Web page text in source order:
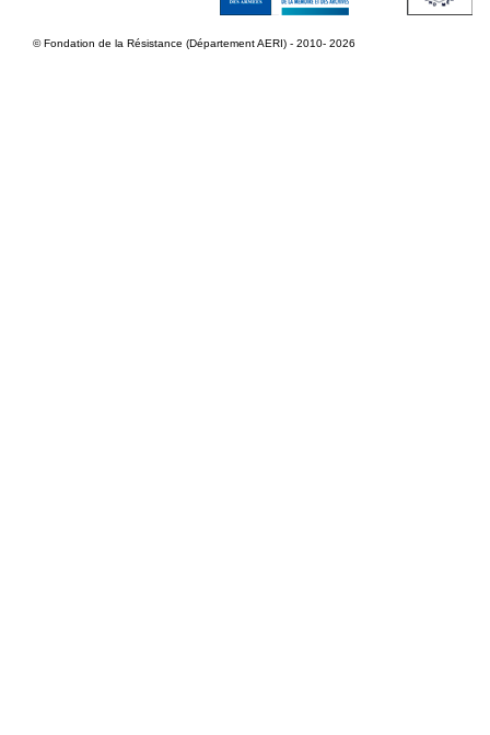
© Fondation de la Résistance (Département AERI) - 2010- 2026